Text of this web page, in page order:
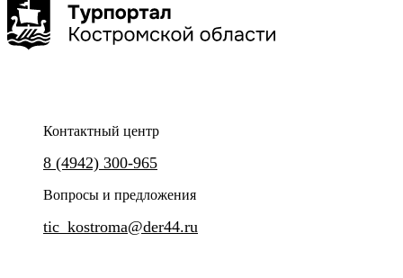
Контактный центр
8 (4942) 300-965
Вопросы и предложения
tic_kostroma@der44.ru